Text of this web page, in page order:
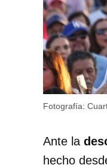
Fotografía:
Ante la
hecho